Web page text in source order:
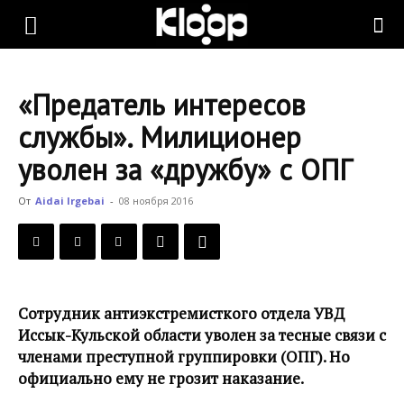
KLOOP.KG
Новости
Кыргызстана
«Предатель интересов
службы». Милиционер
уволен за «дружбу» с ОПГ
От Aidai Irgebai - 08 ноября 2016
Сотрудник антиэкстремисткого отдела УВД
Иссык-Кульской области уволен за тесные связи с
членами преступной группировки (ОПГ). Но
официально ему не грозит наказание.